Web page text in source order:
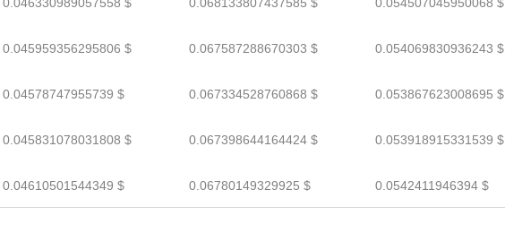
0.045959356295806 $ 0.067587288670303 $ 0.054069830936243 $
0.04578747955739 $ 0.067334528760868 $ 0.053867623008695 $
0.045831078031808 $ 0.067398644164424 $ 0.053918915331539 $
0.04610501544349 $ 0.06780149329925 $ 0.0542411946394 $